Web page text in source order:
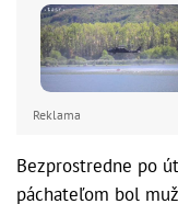
Reklama
Bezprostredne po
páchateľom bol